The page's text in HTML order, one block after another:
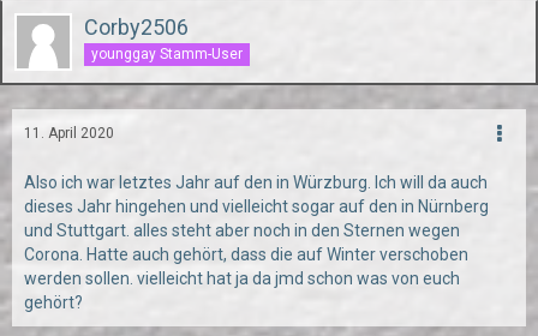
Corby2506
younggay Stamm-User
11. April 2020
Also ich war letztes Jahr auf den in Würzburg. Ich will da auch
dieses Jahr hingehen und vielleicht sogar auf den in Nürnberg
und Stuttgart. alles steht aber noch in den Sternen wegen
Corona. Hatte auch gehört, dass die auf Winter verschoben
werden sollen. vielleicht hat ja da jmd schon was von euch
gehört?